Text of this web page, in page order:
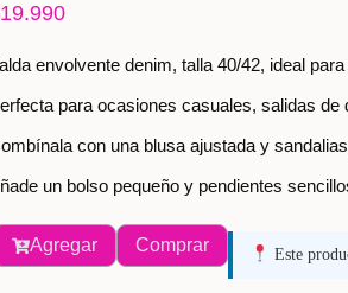
19.990
envolvente denim, talla 40/42, ideal
para ocasiones casuales, salidas de
con una blusa ajustada y
un bolso pequeño y pendientes
Agregar Comprar Este